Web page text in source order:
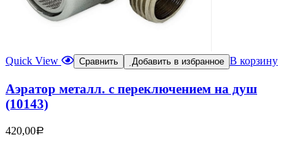
Quick View Сравнить Добавить в избранное В корзину
Аэратор металл. с переключением на душ
(10143)
420,00Р